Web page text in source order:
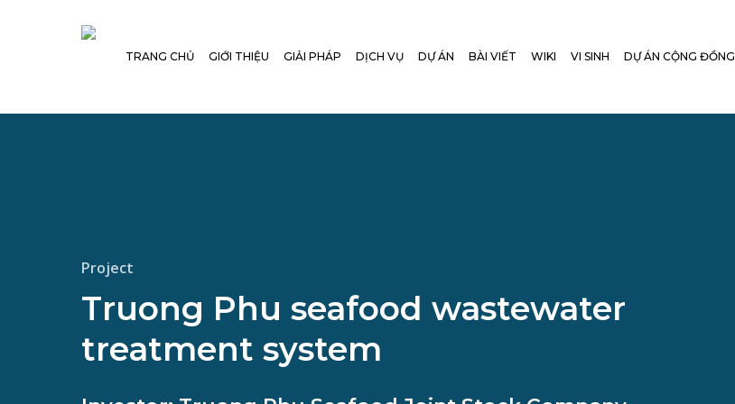
TRANG CHỦ GIỚI THIỆU GIẢI PHÁP DỊCH VỤ DỰ ÁN BÀI VIẾT WIKI VI SINH DỰ ÁN CỘNG ĐỒNG
Project
Truong Phu seafood wastewater
treatment system